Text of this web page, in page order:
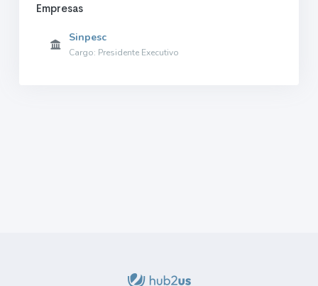
Empresas
Sinpesc
Cargo: Presidente Executivo